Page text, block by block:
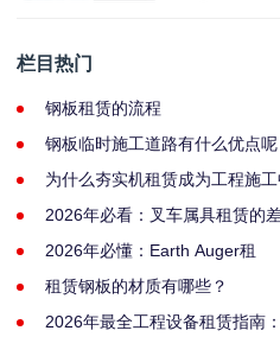
栏目热门
钢板租赁的流程
钢板临时施工道路有什么优点呢
为什么夯实机租赁成为工程施
2026年必看：叉车属具租赁的
2026年必懂：Earth Auger租
租赁钢板的材质有哪些？
2026年最全工程设备租赁指南